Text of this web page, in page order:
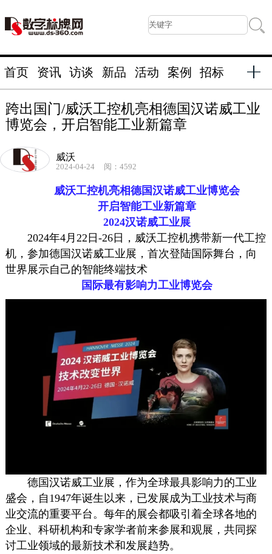
首页 资讯 访谈 新品 活动 案例 招标
跨出国门/威沃工控机亮相德国汉诺威工业
博览会，开启智能工业新篇章
威沃
2024-04-24 阅：4592
威沃工控机亮相德国汉诺威工业博览会
开启智能工业新篇章
2024汉诺威工业展
2024年4月22日-26日，威沃工控机携带新一代工控
机，参加德国汉诺威工业展，首次登陆国际舞台，向
世界展示自己的智能终端技术
国际最有影响力工业博览会
德国汉诺威工业展，作为全球最具影响力的工业
盛会，自1947年诞生以来，已发展成为工业技术与商
业交流的重要平台。每年的展会都吸引着全球各地的
企业、科研机构和专家学者前来参展和观展，共同探
讨工业领域的最新技术和发展趋势。